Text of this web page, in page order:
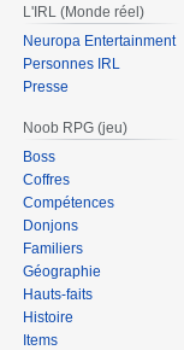
L'IRL (Monde réel)
Neuropa Entertainment
Personnes IRL
Presse
Noob RPG (jeu)
Boss
Coffres
Compétences
Donjons
Familiers
Géographie
Hauts-faits
Histoire
Items